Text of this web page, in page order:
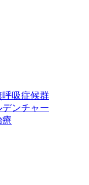
吸症候群
ンチャー
療